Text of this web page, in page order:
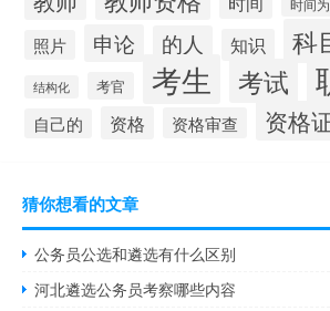
时间为
照片 申论 的人 知识 科
结构化 考官 考生 考试
自己的 资格 资格审查 资格
猜你想看的文章
公务员公选和遴选有什么区别
河北遴选公务员考察哪些内容